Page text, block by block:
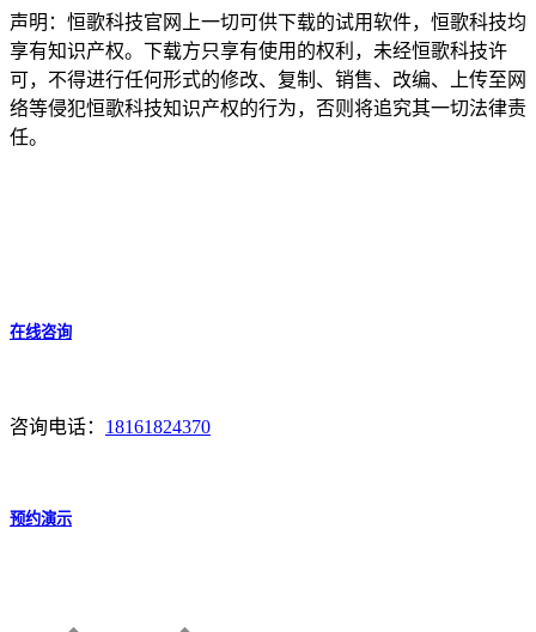
声明：恒歌科技官网上一切可供下载的试用软件，恒歌科技均
享有知识产权。下载方只享有使用的权利，未经恒歌科技许
可，不得进行任何形式的修改、复制、销售、改编、上传至网
络等侵犯恒歌科技知识产权的行为，否则将追究其一切法律责
任。
在线咨询
咨询电话： 18161824370
预约演示